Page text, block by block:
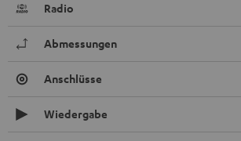
Radio
Abmessungen
Anschlüsse
Wiedergabe